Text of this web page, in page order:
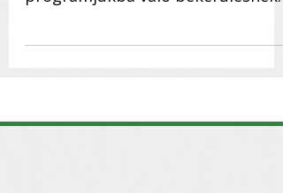
feltételei vannak az akcelerátor